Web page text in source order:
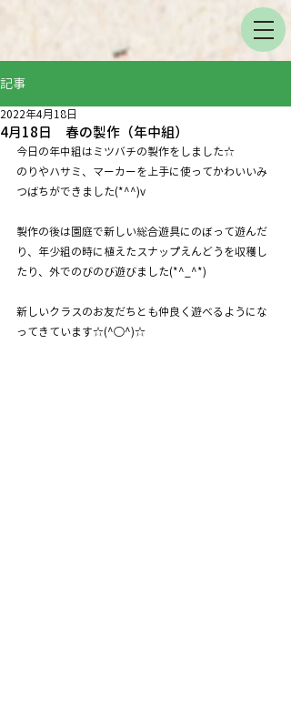
記事
4月18日 春の製作（年中組）
2022年4月18日
今日の年中組はミツバチの製作をしました☆
のりやハサミ、マーカーを上手に使ってかわいいみ
つばちができました(*^^)v
製作の後は園庭で新しい総合遊具にのぼって遊んだ
り、年少組の時に植えたスナップえんどうを収穫し
たり、外でのびのび遊びました(*^_^*)
新しいクラスのお友だちとも仲良く遊べるようにな
ってきています☆(^○^)☆